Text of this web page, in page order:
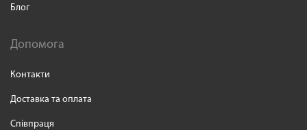
Блог
Допомога
Контакти
Доставка та оплата
Співпраця